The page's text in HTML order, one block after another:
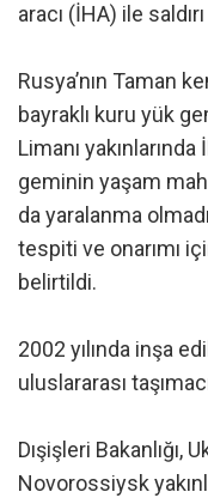
aracı (İHA) ile
Rusya’nın Taman
bayraklı kuru yük
Limanı yakınlarında
geminin yaşam
da yaralanma
tespiti ve onarımı
belirtildi.
2002 yılında inşa
uluslararası
Dışişleri Bakanlığı,
Novorossiysk